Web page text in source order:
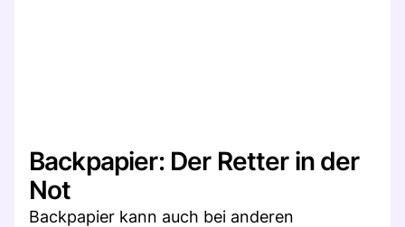
Backpapier: Der Retter in der
Not
Backpapier kann auch bei anderen